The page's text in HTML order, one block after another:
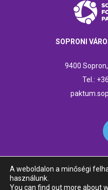
SOPRONI
9400
Tel.:
© 2018 Soproni Paktumiroda
A weboldalon a minőségi
használunk.
You can find out more about